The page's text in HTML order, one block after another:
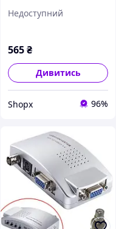
DVD і регістраторів
Недоступний
565₴
Дивитись
Shopx 96%